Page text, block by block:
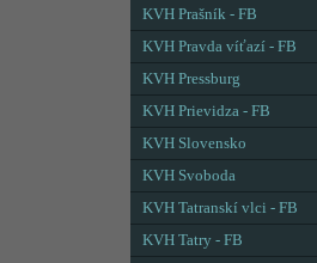
KVH Prašník - FB
KVH Pravda víťazí - FB
KVH Pressburg
KVH Prievidza - FB
KVH Slovensko
KVH Svoboda
KVH Tatranskí vlci - FB
KVH Tatry - FB